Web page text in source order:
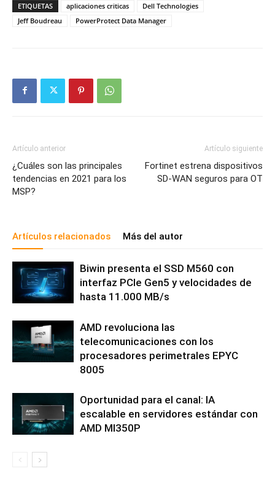
ETIQUETAS aplicaciones criticas
Dell Technologies
Jeff Boudreau
PowerProtect Data Manager
Artículo anterior
¿Cuáles son las principales
tendencias en 2021 para los
MSP?
Artículo siguiente
Fortinet estrena dispositivos
SD-WAN seguros para OT
Artículos relacionados Más del autor
Biwin presenta el SSD M560 con
interfaz PCIe Gen5 y velocidades de
hasta 11.000 MB/s
AMD revoluciona las
telecomunicaciones con los
procesadores perimetrales EPYC
8005
Oportunidad para el canal: IA
escalable en servidores estándar con
AMD MI350P